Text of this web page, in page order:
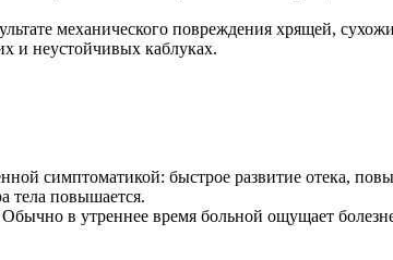
механического повреждения хрящей,
и неустойчивых каблуках.
симптоматикой: быстрое развитие отека,
тела повышается.
в утреннее время больной ощущает